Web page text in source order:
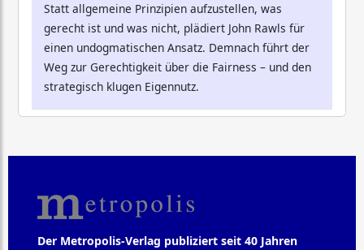
Statt allgemeine Prinzipien aufzustellen, was
gerecht ist und was nicht, plädiert John Rawls für
einen undogmatischen Ansatz. Demnach führt der
Weg zur Gerechtigkeit über die Fairness – und den
strategisch klugen Eigennutz.
Der Metropolis-Verlag publiziert seit 40 Jahren